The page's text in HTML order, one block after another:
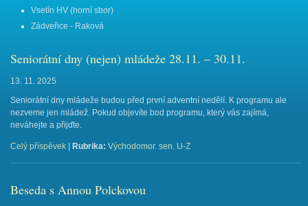
Vsetín HV (horní sbor)
Zádveřice - Raková
Seniorátní dny (nejen) mládeže 28.11. – 30.11.
13. 11. 2025
Seniorátní dny mládeže budou před první adventní nedělí. K programu ale
nezveme jen mládež. Pokud objevíte bod programu, který vás zajímá,
neváhejte a přijďte.
Celý příspěvek Rubrika: Východomor. sen. U-Z
Beseda s Annou Polckovou